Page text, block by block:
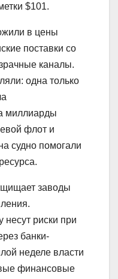
$101.
в цены
поставки со
каналы.
одна только
миллиарды
флот и
судно помогали
заводы
риски при
банки-
неделе власти
финансовые